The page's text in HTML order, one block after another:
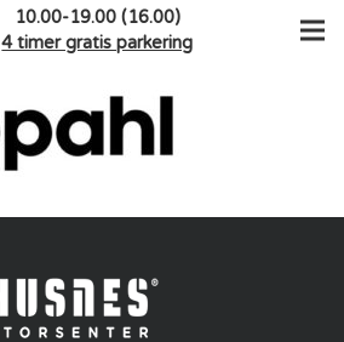
10.00-19.00 (16.00)
4 timer gratis parkering